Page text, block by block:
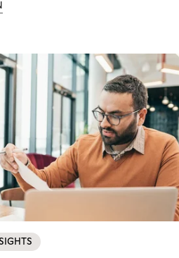
Riverty zeigt, wie Recovery-